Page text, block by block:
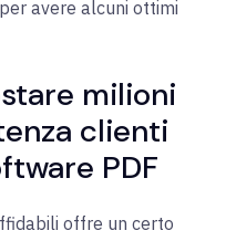
avere alcuni ottimi
milioni
clienti
PDF
offre un certo